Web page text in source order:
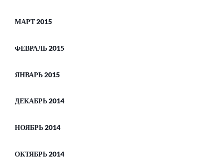
МАРТ 2015
ФЕВРАЛЬ 2015
ЯНВАРЬ 2015
ДЕКАБРЬ 2014
НОЯБРЬ 2014
ОКТЯБРЬ 2014